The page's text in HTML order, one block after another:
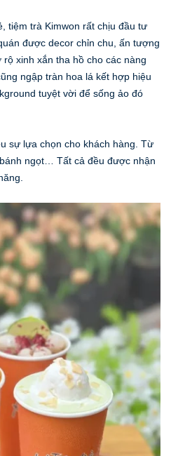
tiệm trà Kimwon rất chịu đầu tư
được decor chỉn chu, ấn tượng
xinh xắn tha hồ cho các nàng
ngập tràn hoa lá kết hợp hiệu
tuyệt vời để sống ảo đó
sự lựa chọn cho khách hàng. Từ
ngọt… Tất cả đều được nhận